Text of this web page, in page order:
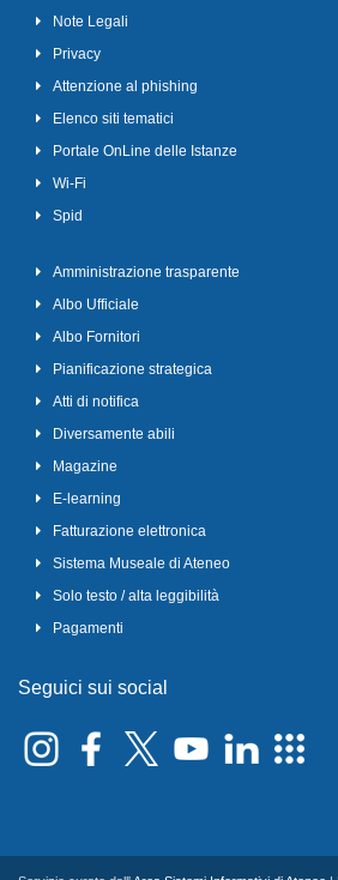
Note Legali
Privacy
Attenzione al phishing
Elenco siti tematici
Portale OnLine delle Istanze
Wi-Fi
Spid
Amministrazione trasparente
Albo Ufficiale
Albo Fornitori
Pianificazione strategica
Atti di notifica
Diversamente abili
Magazine
E-learning
Fatturazione elettronica
Sistema Museale di Ateneo
Solo testo / alta leggibilità
Pagamenti
Seguici sui social